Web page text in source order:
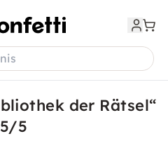
der Rätsel“
5